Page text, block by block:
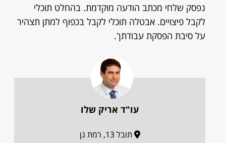
נפסק שלחי מכתב הודעה מוקדמת. בהחלט תוכלי
לקבל פיצויים. אבטלה תוכלי לקבל בכפוף למתן תצהיר
על סיבת הפסקת עבודתך.
עו"ד אריק שלו
תובל 13, רמת גן